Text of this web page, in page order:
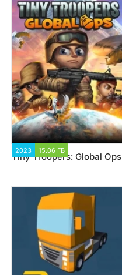
2023 15.06 ГБ
Tiny Troopers: Global Ops